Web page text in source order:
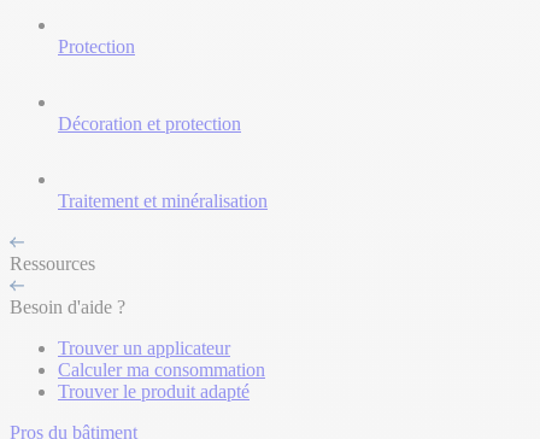
Protection
Décoration et protection
Traitement et minéralisation
Ressources
Besoin d'aide ?
Trouver un applicateur
Calculer ma consommation
Trouver le produit adapté
Pros du bâtiment